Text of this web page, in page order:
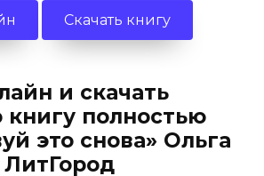
Скачать книгу
и скачать
книгу полностью
это снова» Ольга